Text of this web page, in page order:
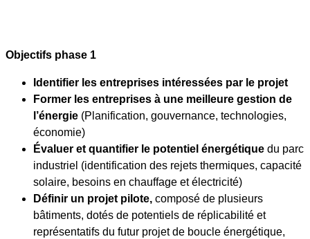
Objectifs phase 1
Identifier les entreprises intéressées par le projet
Former les entreprises à une meilleure gestion de
l’énergie (Planification, gouvernance, technologies,
économie)
Évaluer et quantifier le potentiel énergétique du parc
industriel (identification des rejets thermiques, capacité
solaire, besoins en chauffage et électricité)
Définir un projet pilote, composé de plusieurs
bâtiments, dotés de potentiels de réplicabilité et
représentatifs du futur projet de boucle énergétique,